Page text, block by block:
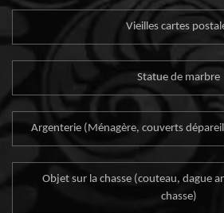
Vieilles cartes
Statue de marbre
Argenterie (Ménagère, couverts
Objet sur la chasse (couteau, dague
chasse)